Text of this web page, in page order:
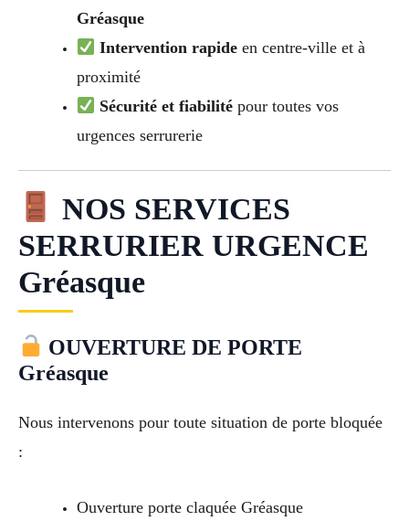
Gréasque
Intervention rapide en centre-ville et à
proximité
Sécurité et fiabilité pour toutes vos
urgences serrurerie
NOS SERVICES
SERRURIER URGENCE
Gréasque
OUVERTURE DE PORTE
Gréasque
Nous intervenons pour toute situation de porte bloquée
:
Ouverture porte claquée Gréasque